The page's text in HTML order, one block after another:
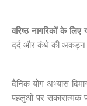
वरिष्ठ नागरिकों के लिए
दर्द और कंधे की अकड़न
दैनिक योग अभ्यास
पहलुओं पर सकारात्मक